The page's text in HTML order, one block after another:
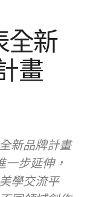
全新
畫
新品牌計畫
步延伸，
學交流平